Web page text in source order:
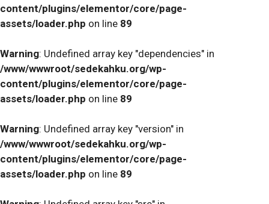
content/plugins/elementor/core/page-
assets/loader.php on line 89
Warning: Undefined array key "dependencies" in
/www/wwwroot/sedekahku.org/wp-
content/plugins/elementor/core/page-
assets/loader.php on line 89
Warning: Undefined array key "version" in
/www/wwwroot/sedekahku.org/wp-
content/plugins/elementor/core/page-
assets/loader.php on line 89